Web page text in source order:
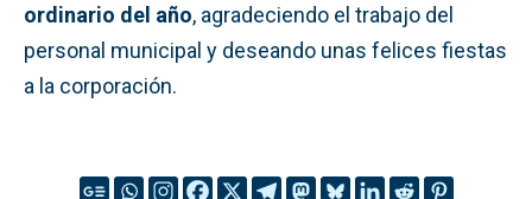
ordinario del año, agradeciendo el trabajo del
personal municipal y deseando unas felices fiestas
a la corporación.